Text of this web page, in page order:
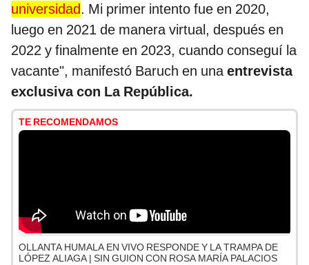
universidad. Mi primer intento fue en 2020,
luego en 2021 de manera virtual, después en
2022 y finalmente en 2023, cuando conseguí la
vacante", manifestó Baruch en unaentrevista
exclusiva con La República.
TE RECOMENDAMOS
OLLANTA HUMALA EN VIVO RESPONDE Y LA TRAMPA DE
LÓPEZ ALIAGA | SIN GUION CON ROSA MARÍA PALACIOS